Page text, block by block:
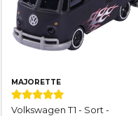
MAJORETTE
Volkswagen T1 - Sort -